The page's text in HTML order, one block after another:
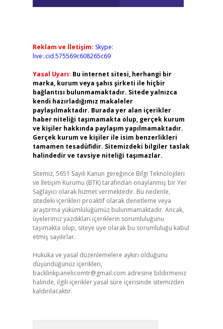
Reklam ve İletişim: Skype:
live:.cid.575569c608265c69
Yasal Uyarı: Bu internet sitesi, herhangi bir
marka, kurum veya şahıs şirketi ile hiçbir
bağlantısı bulunmamaktadır. Sitede yalnızca
kendi hazırladığımız makaleler
paylaşılmaktadır. Burada yer alan içerikler
haber niteliği taşımamakta olup, gerçek kurum
ve kişiler hakkında paylaşım yapılmamaktadır.
Gerçek kurum ve kişiler ile isim benzerlikleri
tamamen tesadüfidir. Sitemizdeki bilgiler taslak
halindedir ve tavsiye niteliği taşımazlar.
Sitemiz, 5651 Sayılı Kanun gereğince Bilgi Teknolojileri
ve İletişim Kurumu (BTK) tarafından onaylanmış bir Yer
Sağlayıcı olarak hizmet vermektedir. Bu nedenle,
sitedeki içerikleri proaktif olarak denetleme veya
araştırma yükümlülüğümüz bulunmamaktadır. Ancak,
üyelerimiz yazdıkları içeriklerin sorumluluğunu
taşımakta olup, siteye üye olarak bu sorumluluğu kabul
etmiş sayılırlar.
Hukuka ve yasal düzenlemelere aykırı olduğunu
düşündüğünüz içerikleri,
backlinkpanelicomtr@gmail.com adresine bildirmeniz
halinde, ilgili içerikler yasal süre içerisinde sitemizden
kaldırılacaktır.